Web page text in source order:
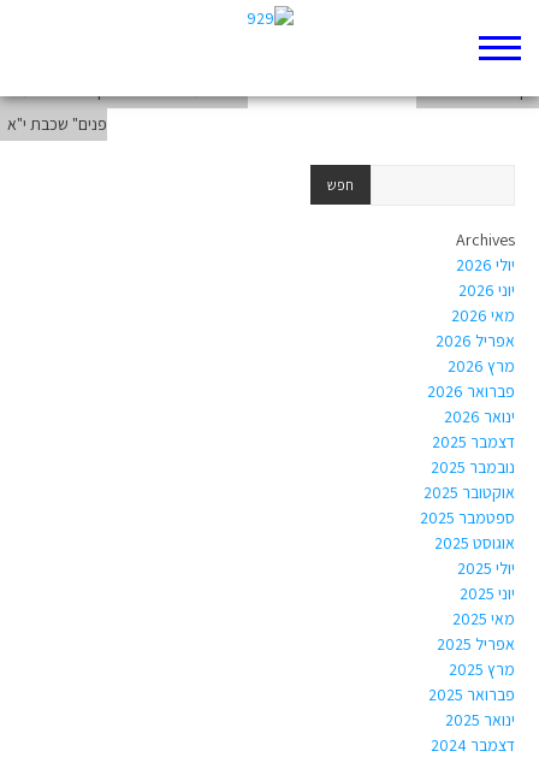
פנים" שכבת י"א
Archives
יולי 2026
יוני 2026
מאי 2026
אפריל 2026
מרץ 2026
פברואר 2026
ינואר 2026
דצמבר 2025
נובמבר 2025
אוקטובר 2025
ספטמבר 2025
אוגוסט 2025
יולי 2025
יוני 2025
מאי 2025
אפריל 2025
מרץ 2025
פברואר 2025
ינואר 2025
דצמבר 2024